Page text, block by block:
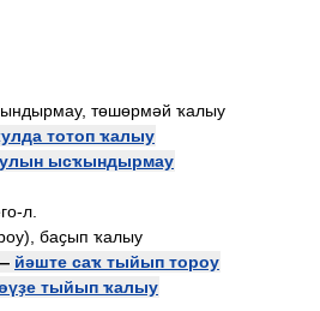
төшөрмәй ҡалыу
тотоп ҡалыу
ысҡындырмау
л.
баҫып ҡалыу
йәште саҡ тыйып тороу
тыйып ҡалыу